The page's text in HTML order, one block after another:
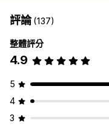
評論(137)
整體評分
4.9
5
4
3